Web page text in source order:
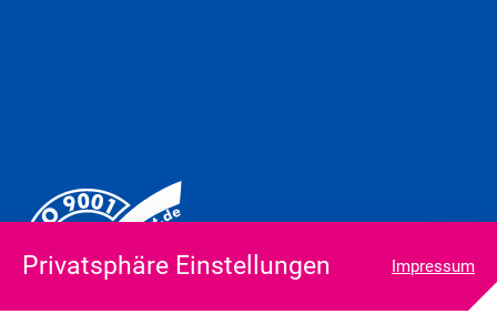
Privatsphäre Einstellungen Impressum